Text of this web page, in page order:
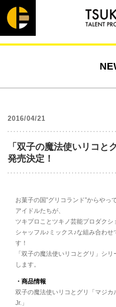
2016/04/21
「双子の魔法使いリコと
発売決定！
お菓子の国”グリコランド”からや
アイドルたちが、
ツキプロことツキノ芸能プロダクシ
シャッフル♪ミックス♪な組み合わ
す！
「双子の魔法使いリコとグリ」シ
します。
・商品情報
双子の魔法使いリコとグリ「マジ
Jr.」